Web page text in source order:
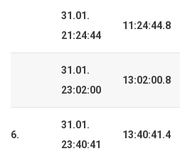
31.01.
21:24:44
11:24:44.8
31.01.
23:02:00
13:02:00.8
6.
31.01.
23:40:41
13:40:41.4